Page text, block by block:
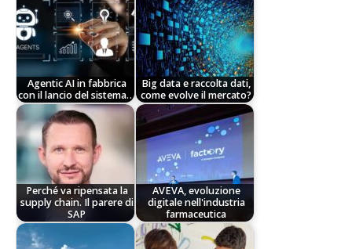
Agentic AI in fabbrica
con il lancio del sistema…
Big data e raccolta dati,
come evolve il mercato?
Perché va ripensata la
supply chain. Il parere di
SAP
AVEVA, evoluzione
digitale nell'industria
farmaceutica